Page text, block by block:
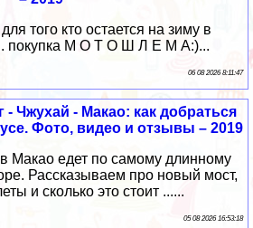
того кто остается на зиму в
покупка М О Т О Ш Л Е М А:)...
06 08 2026 8:11:47
Чжухай - Макао: как добраться
Фото, видео и отзывы – 2019
в Макао едет по самому длинному
Рассказываем про новый мост,
и сколько это стоит ......
05 08 2026 16:53:18